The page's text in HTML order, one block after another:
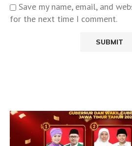
Save my name, email, and
for the next time I comment.